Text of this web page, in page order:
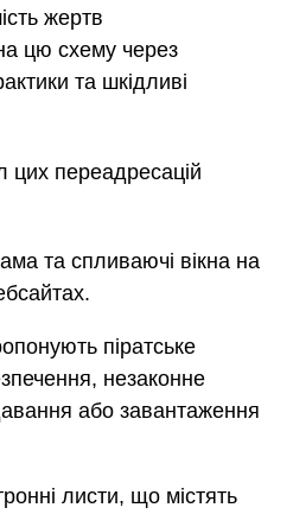
жертв
цю схему через
та шкідливі
переадресацій
та спливаючі вікна на
піратське
незаконне
або завантаження
листи, що містять